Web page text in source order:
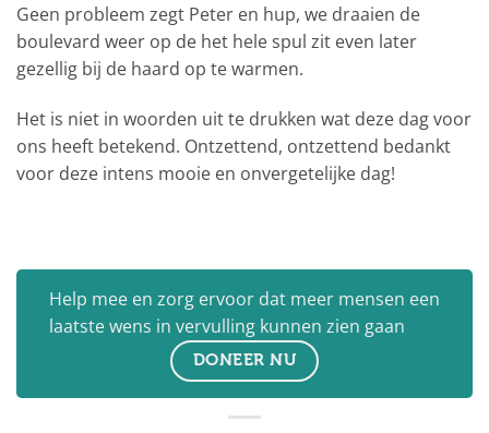
Geen probleem zegt Peter en hup, we draaien de
boulevard weer op de het hele spul zit even later
gezellig bij de haard op te warmen.
Het is niet in woorden uit te drukken wat deze dag voor
ons heeft betekend. Ontzettend, ontzettend bedankt
voor deze intens mooie en onvergetelijke dag!
Help mee en zorg ervoor dat meer mensen een
laatste wens in vervulling kunnen zien gaan
DONEER NU